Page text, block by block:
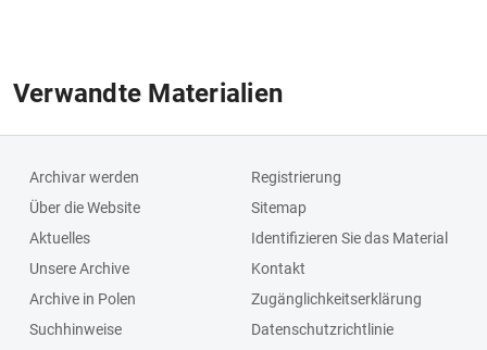
Verwandte Materialien
Archivar werden
Über die Website
Aktuelles
Unsere Archive
Archive in Polen
Suchhinweise
Registrierung
Sitemap
Identifizieren Sie das Material
Kontakt
Zugänglichkeitserklärung
Datenschutzrichtlinie